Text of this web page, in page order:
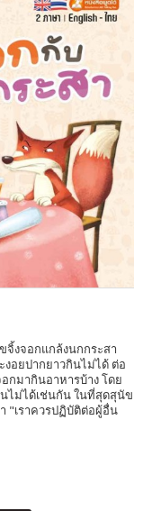
จิ้งจอกแกล้งนกกระสา
อยปากยาวกินไม่ได้ ต่อ
กมากินอาหารบ้าง โดย
ไม่ได้เช่นกัน ในที่สุดสุนัข
"เราควรปฏิบัติต่อผู้อื่น